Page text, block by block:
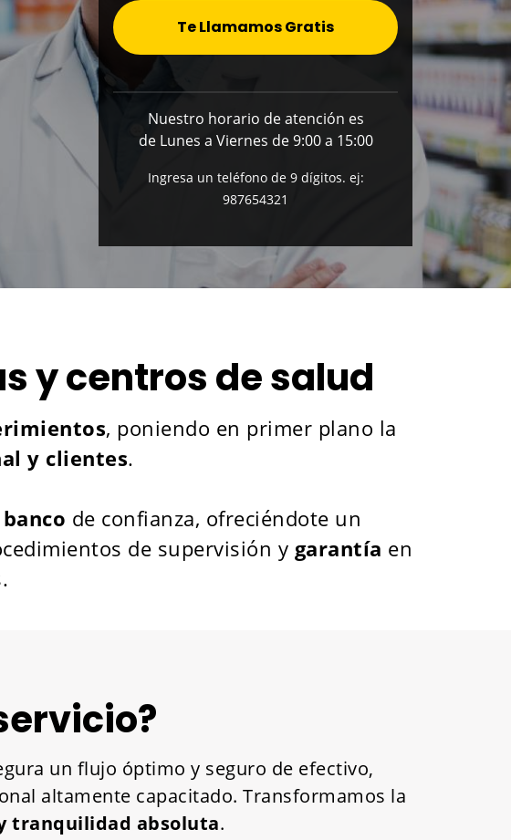
Te Llamamos Gratis
Nuestro horario de atención es
de Lunes a Viernes de 9:00 a 15:00
Ingresa un teléfono de 9 dígitos. ej:
987654321
y centros de salud
, poniendo en primer plano la
y clientes.
de confianza, ofreciéndote un
de supervisión y garantía en
un flujo óptimo y seguro de efectivo,
altamente capacitado. Transformamos la
tranquilidad absoluta.